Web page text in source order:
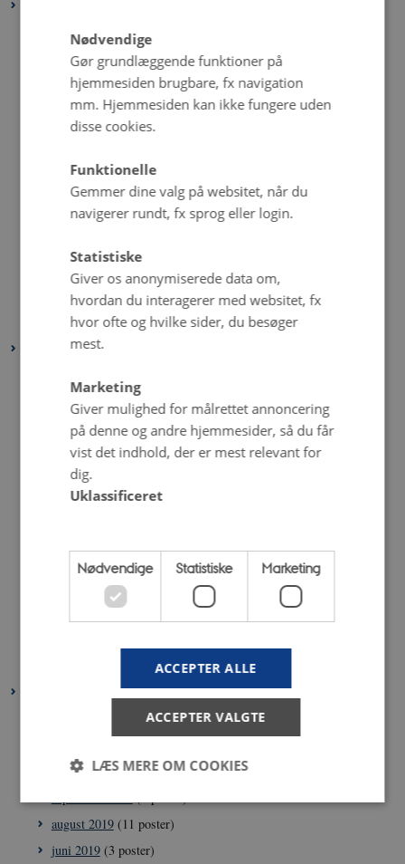
december 2021(6 poster)
november 2021(2 poster)
oktober 2021(3 poster)
september 2021(1 post)
juli 2021(2 poster)
juni 2021(3 poster)
maj 2021(5 poster)
marts 2021
februar 2021(2 poster)
januar 2021(5 poster)
november 2020(4 poster)
oktober 2020(5 poster)
september 2020(6 poster)
august 2020
juli 2020(2 poster)
maj 2020
(8 poster)
(3 poster)
marts 2020(5 poster)
(6 poster)
(7 poster)
oktober 2019(3 poster)
august 2019(11 poster)
juni 2019(3 poster)
Nødvendige
Gør grundlæggende funktioner på
hjemmesiden brugbare, fx navigation
mm. Hjemmesiden kan ikke fungere uden
disse cookies.
Funktionelle
Gemmer dine valg på websitet, når du
navigerer rundt, fx sprog eller login.
Statistiske
Giver os anonymiserede data om,
hvordan du interagerer med websitet, fx
hvor ofte og hvilke sider, du besøger
mest.
Marketing
Giver mulighed for målrettet annoncering
på denne og andre hjemmesider, så du får
vist det indhold, der er mest relevant for
dig.
Uklassificeret
Nødvendige Statistiske Marketing
ACCEPTER ALLE
ACCEPTER VALGTE
LÆS MERE OM COOKIES